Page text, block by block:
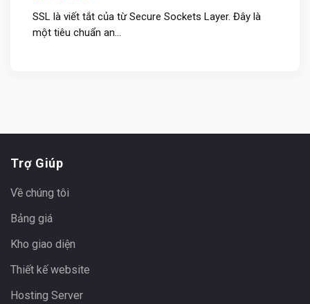
SSL là viết tắt của từ Secure Sockets Layer. Đây là
một tiêu chuẩn an...
Trợ Giúp
Về chúng tôi
Bảng giá
Kho giao diện
Thiết kế website
Hosting Server